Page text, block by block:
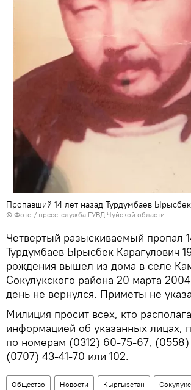
Пропавший 14 лет назад Турдумбаев Ырысбек
© Фото / пресс-служба ГУВД Чуйской области
Четвертый разыскиваемый пропал
Турдумбаев Ырысбек Карагулович
рождения вышел из дома в селе
Сокулукского района 20 марта
день не вернулся. Приметы не
Милиция просит всех, кто
информацией об указанных лицах,
по номерам (0312) 60-75-67,
(0707) 43-41-70 или 102.
Общество Новости Кыргызстан